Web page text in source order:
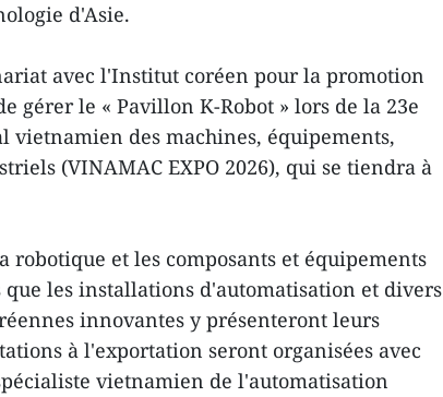
d'Asie.
avec l'Institut coréen pour la promotion
gérer le « Pavillon K-Robot » lors de la 23e
des machines, équipements,
(VINAMAC EXPO 2026), qui se tiendra à
robotique et les composants et équipements
les installations d'automatisation et divers
innovantes y présenteront leurs
à l'exportation seront organisées avec
vietnamien de l'automatisation